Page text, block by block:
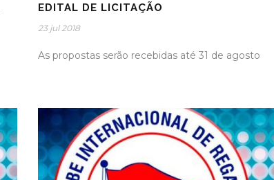
EDITAL DE LICITAÇÃO
23 jul 2018
As propostas serão recebidas até 31 de agosto